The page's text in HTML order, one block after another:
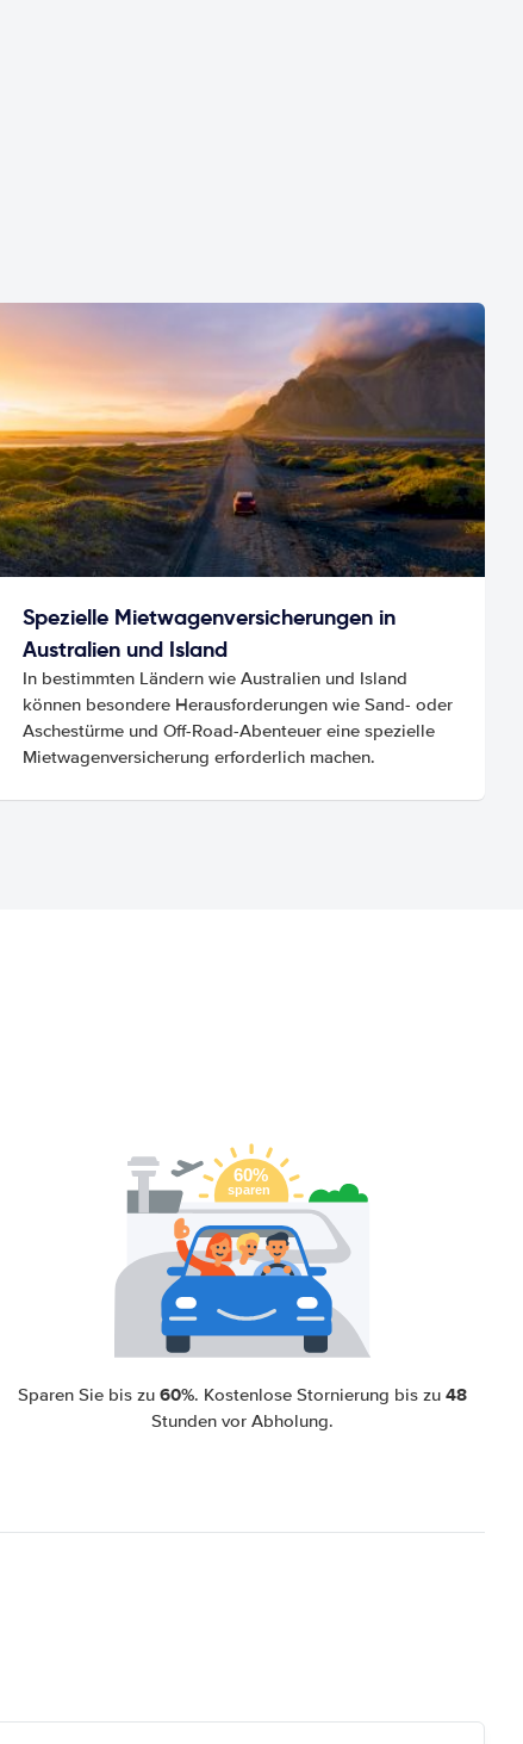
Spezielle Mietwagenversicherungen in
Australien und Island
In bestimmten Ländern wie Australien und Island
können besondere Herausforderungen wie Sand- oder
Aschestürme und Off-Road-Abenteuer eine spezielle
Mietwagenversicherung erforderlich machen.
Sparen Sie bis zu60%. Kostenlose Stornierung bis zu48
Stunden vor Abholung.